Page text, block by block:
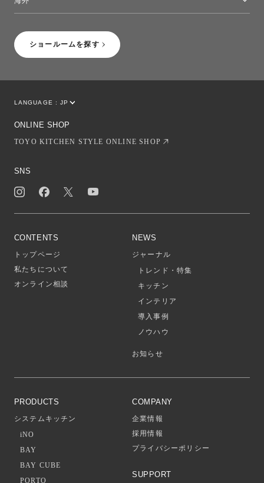
ショールームを探す
LANGUAGE : JP
ONLINE SHOP
TOYO KITCHEN STYLE ONLINE SHOP
SNS
CONTENTS
トップページ
私たちについて
オンライン相談
NEWS
ジャーナル
トレンド・特集
キッチン
インテリア
導入事例
ノウハウ
お知らせ
PRODUCTS
システムキッチン
iNO
BAY
BAY CUBE
PORTO
COMPANY
企業情報
採用情報
プライバシーポリシー
SUPPORT